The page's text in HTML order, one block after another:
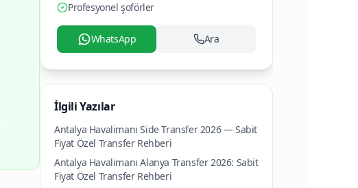
Profesyonel şoförler
WhatsApp Ara
İlgili Yazılar
Antalya Havalimanı Side Transfer 2026 — Sabit
Fiyat Özel Transfer Rehberi
Antalya Havalimanı Alanya Transfer 2026: Sabit
Fiyat Özel Transfer Rehberi